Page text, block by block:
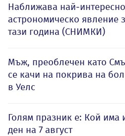
Наближава най-
астрономическо явление
тази година (СНИМКИ)
Мъж, преоблечен като
се качи на покрива на
в Уелс
Голям празник е: Кой има
ден на 7 август